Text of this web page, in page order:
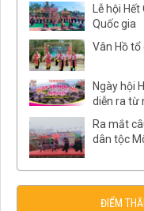
Lễ hội
Quốc gia
Vân Hồ
Ngày hội
diễn ra từ
Ra mắt
dân tộc
ĐIỂM